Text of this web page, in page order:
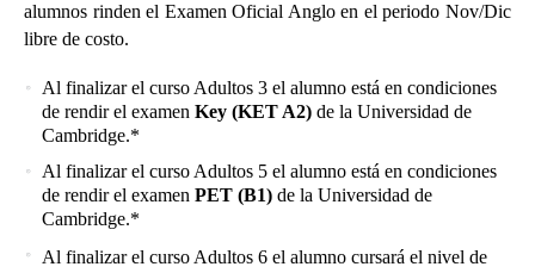
alumnos rinden el Examen Oficial Anglo en el periodo Nov/Dic
libre de costo.
Al finalizar el curso Adultos 3 el alumno está en condiciones
de rendir el examen Key (KET A2) de la Universidad de
Cambridge.*
Al finalizar el curso Adultos 5 el alumno está en condiciones
de rendir el examen PET (B1) de la Universidad de
Cambridge.*
Al finalizar el curso Adultos 6 el alumno cursará el nivel de